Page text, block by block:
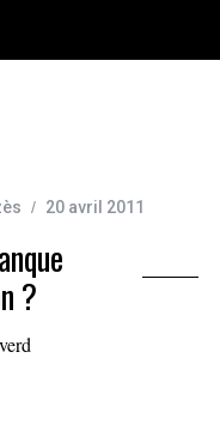
20 avril 2011
?